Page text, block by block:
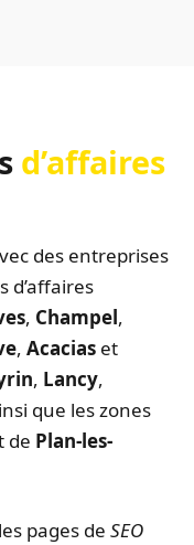
d’affaires
des entreprises
d’affaires
, Champel,
, Acacias et
, Lancy,
que les zones
de Plan-les-
pages de SEO